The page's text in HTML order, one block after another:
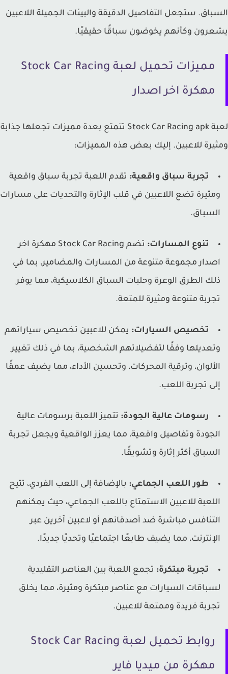
ستجعل التفاصيل الدقيقة والبيئات الجميلة اللاعبين
وكأنهم يخوضون سباقًا حقيقيًا.
مميزات تحميل لعبة Stock Car Racing
مهكرة اخر اصدار
لعبة Stock Car Racing apk تتمتع بعدة مميزات تجعلها جذابة
للاعبين. إليك بعض هذه المميزات:
تجربة سباق واقعية:تقدم اللعبة تجربة سباق واقعية
تضع اللاعبين في قلب الإثارة والتحديات على مسارات
تنوع المسارات:
تضم Stock Car Racing مهكرة اخر
مجموعة متنوعة من المسارات والمضامير، بما في
الطرق الوعرة وحلبات السباق الكلاسيكية، مما يوفر
متنوعة ومثيرة للمتعة.
تخصيص السيارات:يمكن للاعبين تخصيص سياراتهم
وفقًا لتفضيلاتهم الشخصية، بما في ذلك تغيير
وترقية المحركات، وتحسين الأداء، مما يضيف عمقًا
تجربة اللعب.
رسومات عالية الجودة:تتميز اللعبة برسومات عالية
وتفاصيل واقعية، مما يعزز الواقعية ويجعل تجربة
أكثر إثارة وتشويقًا.
طور اللعب الجماعي:بالإضافة إلى اللعب الفردي، تتيح
للاعبين الاستمتاع باللعب الجماعي، حيث يمكنهم
مباشرة ضد أصدقائهم أو لاعبين آخرين عبر
مما يضيف طابعًا اجتماعيًا وتحديًا جديدًا.
تجربة مبتكرة:تجمع اللعبة بين العناصر التقليدية
السيارات مع عناصر مبتكرة ومثيرة، مما يخلق
فريدة وممتعة للاعبين.
روابط تحميل لعبة Stock Car Racing
مهكرة من ميديا فاير